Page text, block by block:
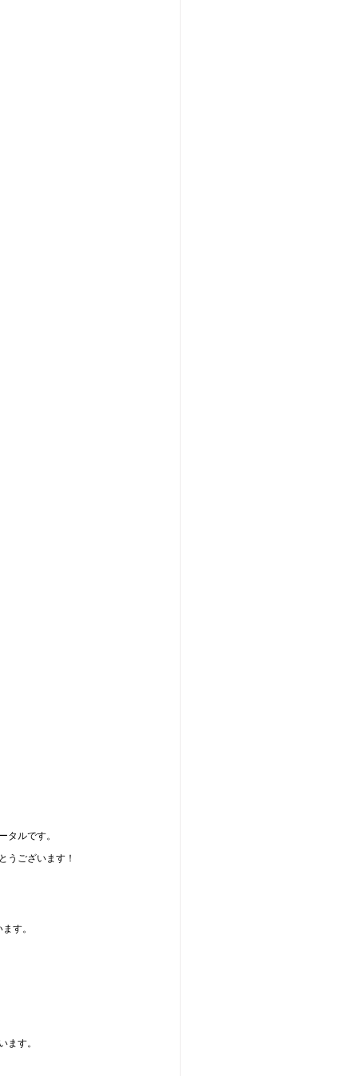
ルです。
うございます！
す。
ます。